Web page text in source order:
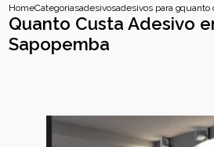
HomeCategoriasadesivosadesivos para garrafa
quanto
Quanto Custa Adesivo
Sapopemba